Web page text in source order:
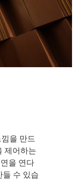
을 만드
제어하는
을 연다
수 있습